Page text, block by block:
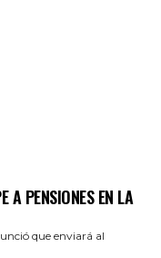
A PENSIONES EN LA
que enviará al